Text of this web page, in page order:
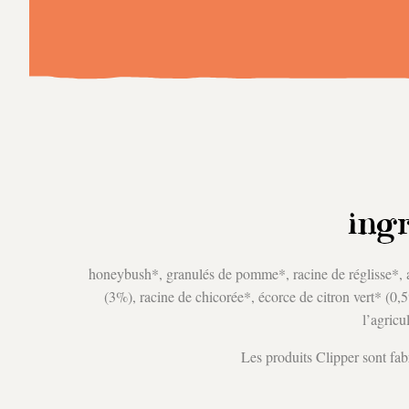
honeybush*, granulés de pomme*, racine de
(3%), racine de chicorée*, écorce de citron vert*
Les produits Clipper sont